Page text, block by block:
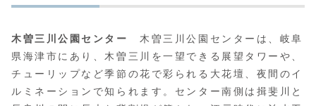
木曽三川公園センター
木曽三川公園センターは、岐阜
県海津市にあり、木曽三川を一望できる展望タワーや、
チューリップなど季節の花で彩られる大花壇、夜間のイ
ルミネーションで知られます。センター南側は揖斐川と